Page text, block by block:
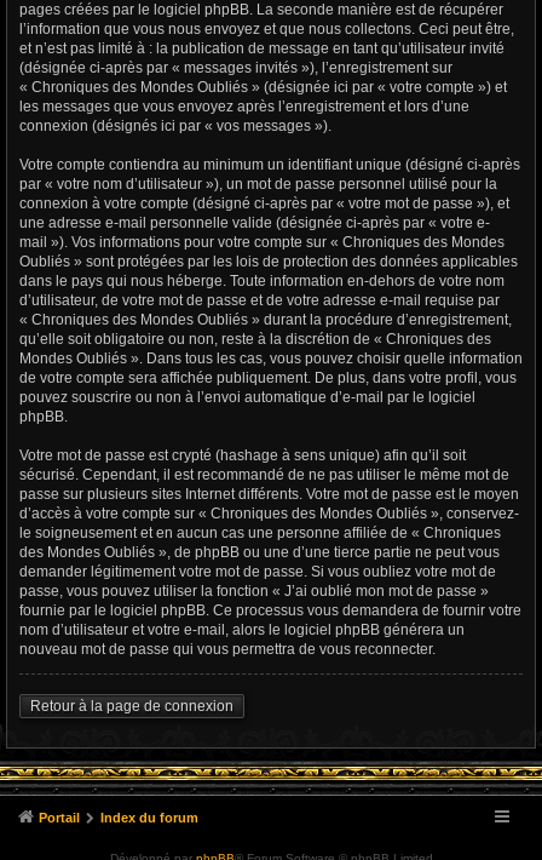
pages créées par le logiciel phpBB. La seconde manière est de récupérer
l’information que vous nous envoyez et que nous collectons. Ceci peut être,
et n’est pas limité à : la publication de message en tant qu’utilisateur invité
(désignée ci-après par « messages invités »), l’enregistrement sur
« Chroniques des Mondes Oubliés » (désignée ici par « votre compte ») et
les messages que vous envoyez après l’enregistrement et lors d’une
connexion (désignés ici par « vos messages »).
Votre compte contiendra au minimum un identifiant unique (désigné ci-après
par « votre nom d’utilisateur »), un mot de passe personnel utilisé pour la
connexion à votre compte (désigné ci-après par « votre mot de passe »), et
une adresse e-mail personnelle valide (désignée ci-après par « votre e-
mail »). Vos informations pour votre compte sur « Chroniques des Mondes
Oubliés » sont protégées par les lois de protection des données applicables
dans le pays qui nous héberge. Toute information en-dehors de votre nom
d’utilisateur, de votre mot de passe et de votre adresse e-mail requise par
« Chroniques des Mondes Oubliés » durant la procédure d’enregistrement,
qu’elle soit obligatoire ou non, reste à la discrétion de « Chroniques des
Mondes Oubliés ». Dans tous les cas, vous pouvez choisir quelle information
de votre compte sera affichée publiquement. De plus, dans votre profil, vous
pouvez souscrire ou non à l’envoi automatique d’e-mail par le logiciel
phpBB.
Votre mot de passe est crypté (hashage à sens unique) afin qu’il soit
sécurisé. Cependant, il est recommandé de ne pas utiliser le même mot de
passe sur plusieurs sites Internet différents. Votre mot de passe est le moyen
d’accès à votre compte sur « Chroniques des Mondes Oubliés », conservez-
le soigneusement et en aucun cas une personne affiliée de « Chroniques
des Mondes Oubliés », de phpBB ou une d’une tierce partie ne peut vous
demander légitimement votre mot de passe. Si vous oubliez votre mot de
passe, vous pouvez utiliser la fonction « J’ai oublié mon mot de passe »
fournie par le logiciel phpBB. Ce processus vous demandera de fournir votre
nom d’utilisateur et votre e-mail, alors le logiciel phpBB générera un
nouveau mot de passe qui vous permettra de vous reconnecter.
Retour à la page de connexion
Portail Index du forum